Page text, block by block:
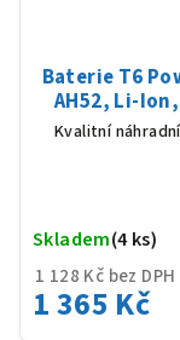
Baterie T6
AH52, Li-
Kvalitní
1 128 Kč bez DPH
1 365 Kč
Skladem(4 ks)